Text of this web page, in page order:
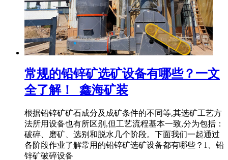
常规的铅锌矿选矿设备有哪些？一文
全了解！_鑫海矿装
根据铅锌矿矿石成分及成矿条件的不同等,其选矿工艺方
法所用设备也有所区别,但工艺流程基本一致,分为包括：
破碎、磨矿、选别和脱水几个阶段。下面我们一起通过
各阶段作业了解常用的铅锌矿选矿设备都有哪些？1、铅
锌矿破碎设备